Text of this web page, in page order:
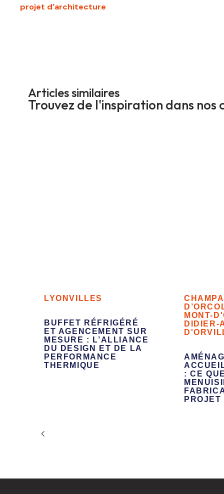
projet d’architecture
Articles similaires
Trouvez de l'inspiration dans nos
LYONVILLES
BUFFET RÉFRIGÉRÉ
ET AGENCEMENT SUR
MESURE : L’ALLIANCE
DU DESIGN ET DE LA
PERFORMANCE
THERMIQUE
D’OR
MONT-
DIDIER-
D'OR
: CE